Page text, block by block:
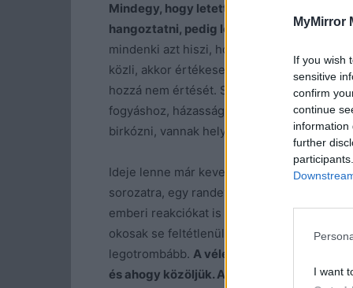
MyMirror
If you wish
sensitive
confirm
continue
information
further
I want
Mindegy, hogy letettünk-e valamit az
hangoztatni, pedig legtöbb esetben csak
mindenki azt hiszi, hogy számít a világban,
közli, akkor értékesebb lesz. Pedig
hozzá nem értését. Számtalan alkalommal
fogyáshoz, házassághoz, főzéshez és az
birkózni, vannak helyzetek, amikor az
Ideje lenne már kevesebbet gonoszkodni,
sorozatra, egy randevúra, egy üzenetre.
emberi reakciókat is hozott magával.
okosak se feltétlenül, de igyekeztek ezen
legotrombább. A vélemény szabad, de ha
és ahogy közöljük. A ma emberének tükre